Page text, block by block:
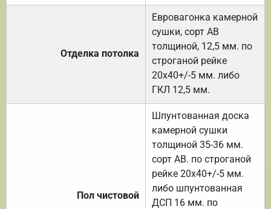
Отделка потолка
Евровагонка камерной
сушки, сорт АВ
толщиной, 12,5 мм. по
строганой рейке
20х40+/-5 мм. либо
ГКЛ 12,5 мм.
Пол чистовой
Шпунтованная доска
камерной сушки
толщиной 35-36 мм.
сорт АВ. по строганой
рейке 20х40+/-5 мм.
либо шпунтованная
ДСП 16 мм. по